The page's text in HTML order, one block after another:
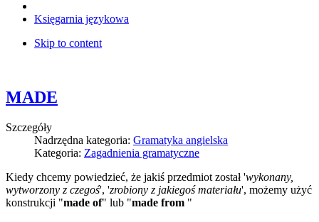
Księgarnia językowa
Skip to content
MADE
Szczegóły
Nadrzędna kategoria: Gramatyka angielska
Kategoria: Zagadnienia gramatyczne
Kiedy chcemy powiedzieć, że jakiś przedmiot został 'wykonany,
wytworzony z czegoś', 'zrobiony z jakiegoś materiału', możemy użyć
konstrukcji "made of" lub "made from "